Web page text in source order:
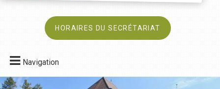
HORAIRES DU SECRÉTARIAT
Navigation